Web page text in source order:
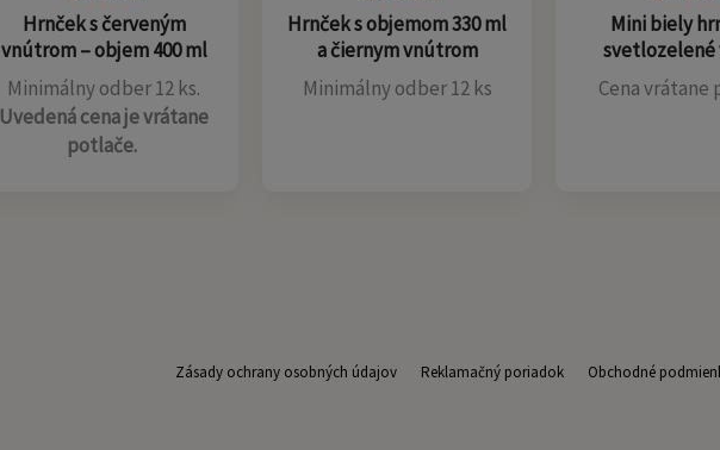
Hrnček s červeným
vnútrom – objem 400 ml
Minimálny odber 12 ks.
Uvedená cena je vrátane
potlače.
Hrnček s objemom 330 ml
a čiernym vnútrom
Minimálny odber 12 ks
Mini biely
Cena vrátane
Zásady ochrany osobných údajov Reklamačný poriadok Obchodné